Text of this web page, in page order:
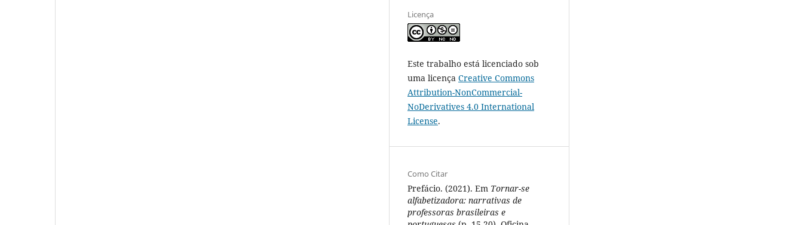
Licença
Este trabalho está licenciado sob
uma licença Creative Commons
Attribution-NonCommercial-
NoDerivatives 4.0 International
License.
Como Citar
Prefácio. (2021). Em Tornar-se
alfabetizadora: narrativas de
professoras brasileiras e